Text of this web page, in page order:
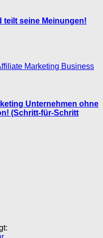
teilt seine Meinungen!
Unternehmen ohne
(Schritt-für-Schritt